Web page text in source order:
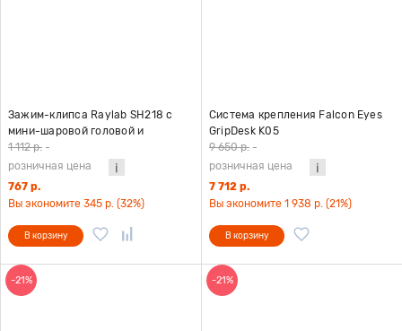
Зажим-клипса Raylab SH218 с
мини-шаровой головой и
башмаком
1 112 р. -
розничная цена
767 р.
Вы экономите 345 р. (32%)
В корзину
Система крепления Falcon Eyes
GripDesk K05
9 650 р. -
розничная цена
7 712 р.
Вы экономите 1 938 р. (21%)
В корзину
-21% -21%